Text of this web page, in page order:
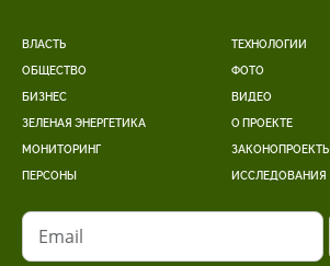
ВЛАСТЬ
ОБЩЕСТВО
БИЗНЕС
ЗЕЛЕНАЯ ЭНЕРГЕТИКА
МОНИТОРИНГ
ПЕРСОНЫ
ТЕХНОЛОГИИ
ФОТО
ВИДЕО
О ПРОЕКТЕ
ЗАКОНОПРОЕКТЫ
ИССЛЕДОВАНИЯ
Email